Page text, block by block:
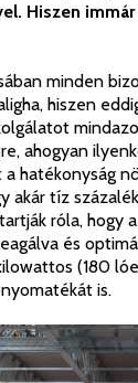
Hiszen
minden
hiszen
ahogyan
hatékonyság
akár tíz
róla, hogy
és
(180
is.